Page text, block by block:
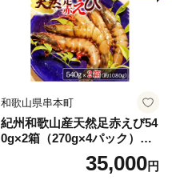
和歌山県串本町
紀州和歌山産天然足赤えび54
0g×2箱（270g×4パック）化
粧箱入 ※2026年12月上旬〜2
027年2月上旬頃順次発送予定
35,000円